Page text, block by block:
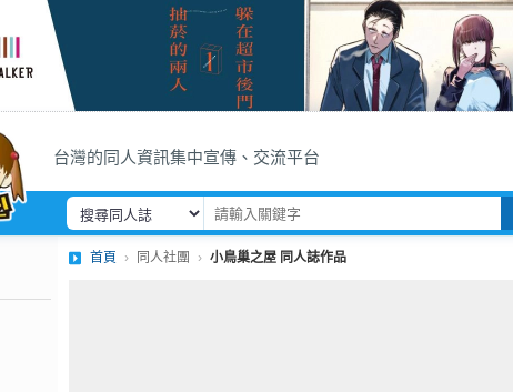
台灣的同人資訊集中宣傳、交流平台
首頁 同人社團 小鳥巢之屋 同人誌作品